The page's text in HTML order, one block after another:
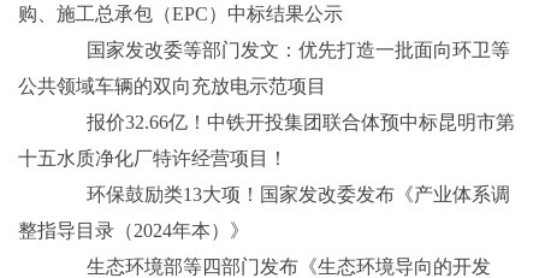
购、施工总承包（EPC）中标结果公示
国家发改委等部门发文：优先打造一批面向环卫等
公共领域车辆的双向充放电示范项目
报价32.66亿！中铁开投集团联合体预中标昆明市第
十五水质净化厂特许经营项目！
环保鼓励类13大项！国家发改委发布《产业体系调
整指导目录（2024年本）》
生态环境部等四部门发布《生态环境导向的开发